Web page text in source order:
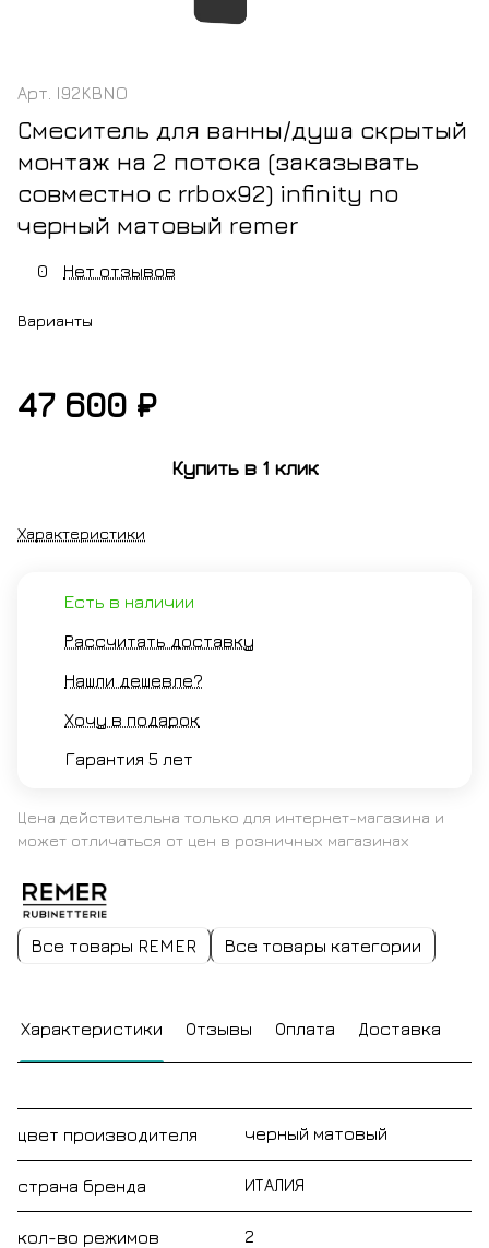
Арт. I92KBNO
Смеситель для ванны/душа скрытый
монтаж на 2 потока (заказывать
совместно с rrbox92) infinity no
черный матовый remer
0 Нет отзывов
Варианты
белыйчерныйзолото
брашированный
47 600 ₽
Купить в 1 клик
Характеристики
Есть в наличии
Рассчитать доставку
Нашли дешевле?
Хочу в подарок
Гарантия 5 лет
Цена действительна только для интернет-магазина и
может отличаться от цен в розничных магазинах
Все товары REMER Все товары категории
Характеристики Отзывы Оплата Доставка
цвет производителя черный матовый
страна бренда ИТАЛИЯ
кол-во режимов
2